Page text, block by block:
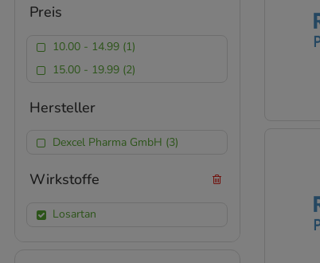
Preis
10.00 - 14.99 (1)
15.00 - 19.99 (2)
Hersteller
Dexcel Pharma GmbH (3)
Wirkstoffe
Losartan